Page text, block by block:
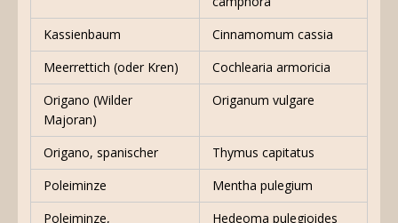
Kassienbaum
Cinnamomum cassia
Meerrettich (oder Kren)
Cochlearia armoricia
Origano (Wilder
Majoran)
Origanum vulgare
Origano, spanischer
Thymus capitatus
Poleiminze
Mentha pulegium
Poleiminze,
Hedeoma pulegioides